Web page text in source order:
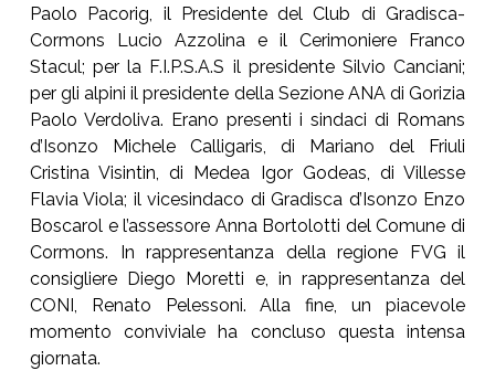
Paolo Pacorig, il Presidente del Club di Gradisca-
Cormons Lucio Azzolina e il Cerimoniere Franco
Stacul; per la F.I.P.S.A.S il presidente Silvio Canciani;
per gli alpini il presidente della Sezione ANA di Gorizia
Paolo Verdoliva. Erano presenti i sindaci di Romans
d’Isonzo Michele Calligaris, di Mariano del Friuli
Cristina Visintin, di Medea Igor Godeas, di Villesse
Flavia Viola; il vicesindaco di Gradisca d’Isonzo Enzo
Boscarol e l’assessore Anna Bortolotti del Comune di
Cormons. In rappresentanza della regione FVG il
consigliere Diego Moretti e, in rappresentanza del
CONI, Renato Pelessoni. Alla fine, un piacevole
momento conviviale ha concluso questa intensa
giornata.